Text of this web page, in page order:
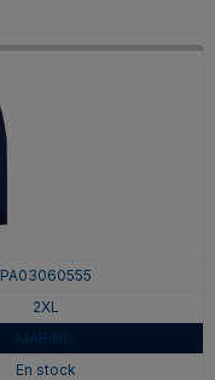
PA03060555
2XL
MARINO
En stock